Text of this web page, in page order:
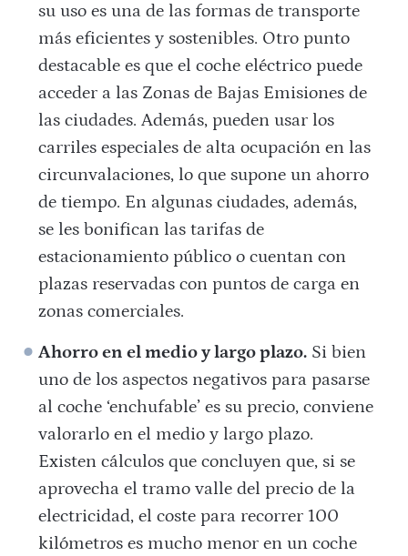
su uso es una de las formas de transporte
más eficientes y sostenibles. Otro punto
destacable es que el coche eléctrico puede
acceder a las Zonas de Bajas Emisiones de
las ciudades. Además, pueden usar los
carriles especiales de alta ocupación en las
circunvalaciones, lo que supone un ahorro
de tiempo. En algunas ciudades, además,
se les bonifican las tarifas de
estacionamiento público o cuentan con
plazas reservadas con puntos de carga en
zonas comerciales.
Ahorro en el medio y largo plazo. Si bien
uno de los aspectos negativos para pasarse
al coche ‘enchufable’ es su precio, conviene
valorarlo en el medio y largo plazo.
Existen cálculos que concluyen que, si se
aprovecha el tramo valle del precio de la
electricidad, el coste para recorrer 100
kilómetros es mucho menor en un coche